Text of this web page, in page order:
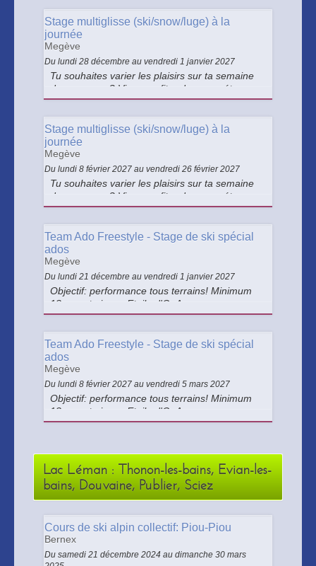
pour lui !
Stage multiglisse (ski/snow/luge) à la
journée
Megève
Du lundi 28 décembre au vendredi 1 janvier 2027
Tu souhaites varier les plaisirs sur ta semaine
de vacances ? Viens profiter des compétences
multiples de nos moniteurs, pour découvrir ou
des activités glisses différentes.
Stage multiglisse (ski/snow/luge) à la
journée
Megève
Du lundi 8 février 2027 au vendredi 26 février 2027
Tu souhaites varier les plaisirs sur ta semaine
de vacances ? Viens profiter des compétences
multiples de nos moniteurs, pour découvrir ou
des activités glisses différentes.
Team Ado Freestyle - Stage de ski spécial
ados
Megève
Du lundi 21 décembre au vendredi 1 janvier 2027
Objectif: performance tous terrains! Minimum
13 ans et niveau Etoile d'Or Au
programme...Du ski en toutes neiges pour
freestyle pour maîtriser les différentes
situations, et surtout s'amuser!
Team Ado Freestyle - Stage de ski spécial
ados
Megève
Du lundi 8 février 2027 au vendredi 5 mars 2027
Objectif: performance tous terrains! Minimum
13 ans et niveau Etoile d'Or Au
programme...Du ski en toutes neiges pour
situations, et surtout s'amuser!
Lac Léman : Thonon-les-bains, Evian-les-
bains, Douvaine, Publier, Sciez
Cours de ski alpin collectif: Piou-Piou
Bernex
Du samedi 21 décembre 2024 au dimanche 30 mars